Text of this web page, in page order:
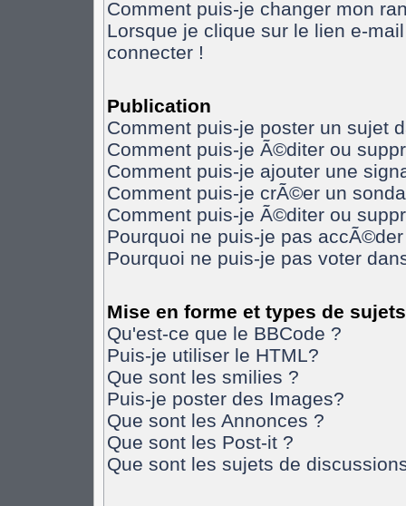
Comment puis-je changer mon
Lorsque je clique sur le lien e-
connecter !
Publication
Comment puis-je poster un sujet
Comment puis-je Ã©diter ou
Comment puis-je ajouter une
Comment puis-je crÃ©er un
Comment puis-je Ã©diter ou
Pourquoi ne puis-je pas
Pourquoi ne puis-je pas voter
Mise en forme et types de sujets
Qu'est-ce que le BBCode ?
Puis-je utiliser le HTML?
Que sont les smilies ?
Puis-je poster des Images?
Que sont les Annonces ?
Que sont les Post-it ?
Que sont les sujets de